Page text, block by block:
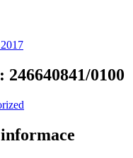
246640841/0100